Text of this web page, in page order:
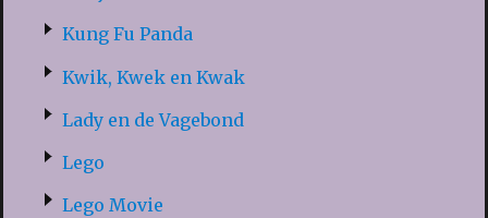
Kung Fu Panda
Kwik, Kwek en Kwak
Lady en de Vagebond
Lego
Lego Movie